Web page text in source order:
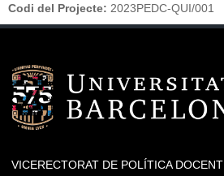
Codi del Projecte: 2023PEDC-QUI/001
VICERECTORAT DE POLÍTICA DOCENT